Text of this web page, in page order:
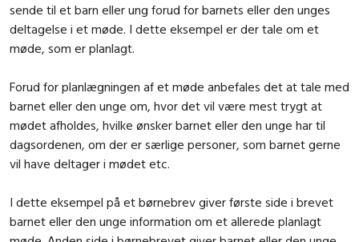
sende til et barn eller ung forud for barnets eller den unges
deltagelse i et møde. I dette eksempel er der tale om et
møde, som er planlagt.
Forud for planlægningen af et møde anbefales det at tale med
barnet eller den unge om, hvor det vil være mest trygt at
mødet afholdes, hvilke ønsker barnet eller den unge har til
dagsordenen, om der er særlige personer, som barnet gerne
vil have deltager i mødet etc.
I dette eksempel på et børnebrev giver første side i brevet
barnet eller den unge information om et allerede planlagt